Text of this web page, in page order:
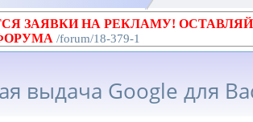
ЗАЯВКИ НА РЕКЛАМУ!
/forum/18-379-1
выдача Google для